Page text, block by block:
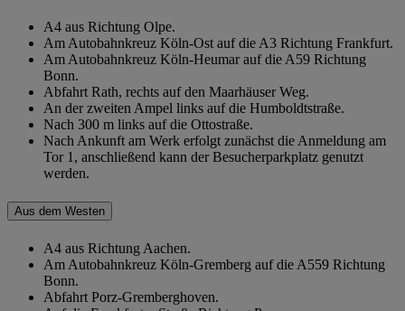
A4 aus Richtung Olpe.
Am Autobahnkreuz Köln-Ost auf die A3 Richtung Frankfurt.
Am Autobahnkreuz Köln-Heumar auf die A59 Richtung
Bonn.
Abfahrt Rath, rechts auf den Maarhäuser Weg.
An der zweiten Ampel links auf die Humboldtstraße.
Nach 300 m links auf die Ottostraße.
Nach Ankunft am Werk erfolgt zunächst die Anmeldung am
Tor 1, anschließend kann der Besucherparkplatz genutzt
werden.
Aus dem Westen
A4 aus Richtung Aachen.
Am Autobahnkreuz Köln-Gremberg auf die A559 Richtung
Bonn.
Abfahrt Porz-Gremberghoven.